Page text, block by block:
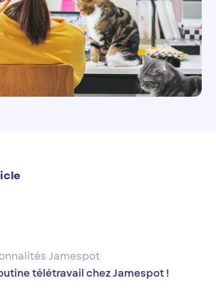
Jamespot
télétravail chez Jamespot !